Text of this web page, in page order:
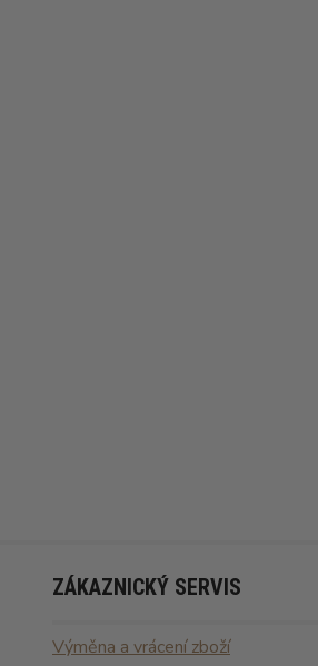
ZÁKAZNICKÝ SERVIS
Výměna a vrácení zboží